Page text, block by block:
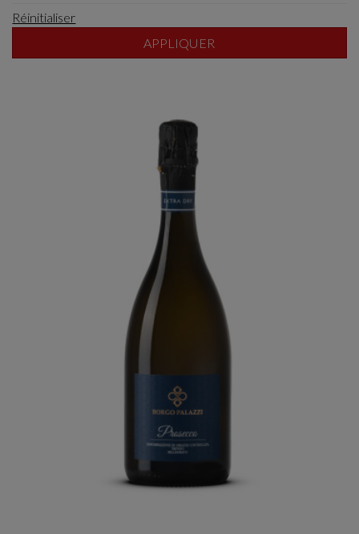
Réinitialiser
APPLIQUER